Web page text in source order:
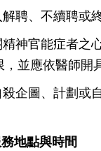
聘、不續聘或
神官能症者之
，並應依醫師開
企圖、計劃或
地點與時間